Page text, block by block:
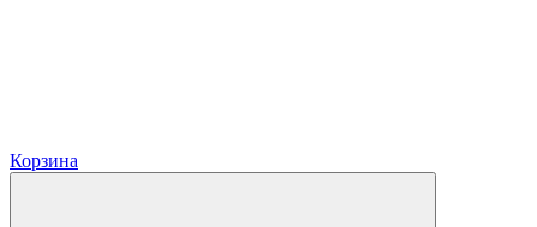
Корзина